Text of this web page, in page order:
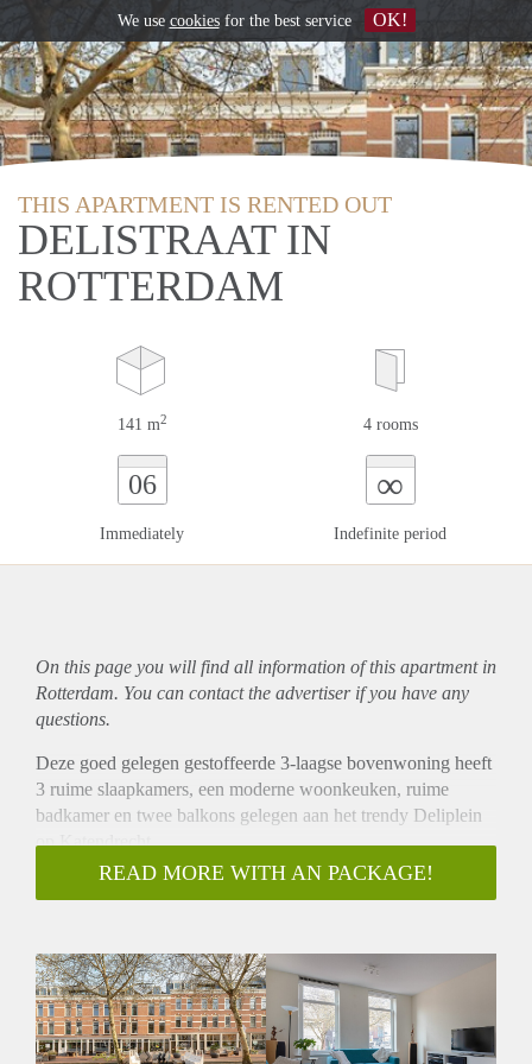
THIS APARTMENT IS RENTED OUT
DELISTRAAT IN
ROTTERDAM
141 m2 4 rooms
06
Immediately
∞
Indefinite period
On this page you will find all information of this apartmentin
Rotterdam. You can contact the advertiser if you have any
questions.
Deze goed gelegen gestoffeerde 3-laagse bovenwoning heeft
3 ruime slaapkamers, een moderne woonkeuken, ruime
badkamer en twee balkons gelegen aan het trendy Deliplein
op Katendrecht.
Hier woon je in een van de hipste buurten van Rotterdam met
alle grootstedelijke voorzieningen op loopafstand. De
boodschappen doe je bij Jumbo supermarkt. Je loopt zo de
brug over naar de Wilhelmina pier met het iconische Hotel
New York en diverse restaurants. Openbaar vervoer zoals bus
en metro zijn goed bereikbaar.
READ MORE WITH AN PACKAGE!
We use cookiesfor the best service OK!